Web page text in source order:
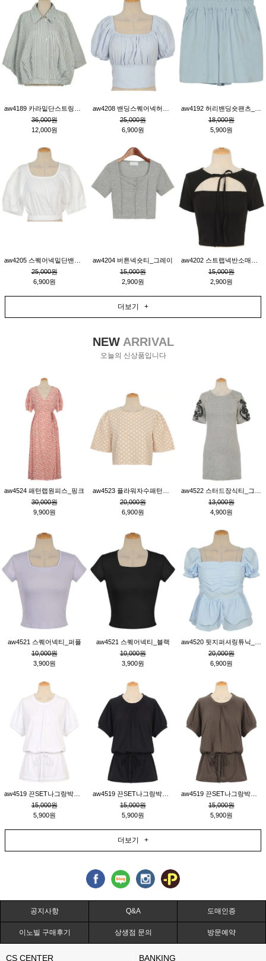
36,000원
12,000원
25,000원
6,900원
18,000원
5,900원
25,000원
6,900원
aw4204 버튼넥숏티_그레이
15,000원
2,900원
15,000원
2,900원
더보기 +
NEWARRIVAL
오늘의 신상품입니다
aw4524 패턴랩원피스_핑크
30,000원
9,900원
20,000원
6,900원
13,000원
4,900원
aw4521 스퀘어넥티_퍼플
10,000원
3,900원
aw4521 스퀘어넥티_블랙
10,000원
3,900원
20,000원
6,900원
15,000원
5,900원
15,000원
5,900원
15,000원
5,900원
더보기 +
공지사항 Q&A 도매인증
이노빌 구매후기 상생점 문의 방문예약
CS CENTER BANKING